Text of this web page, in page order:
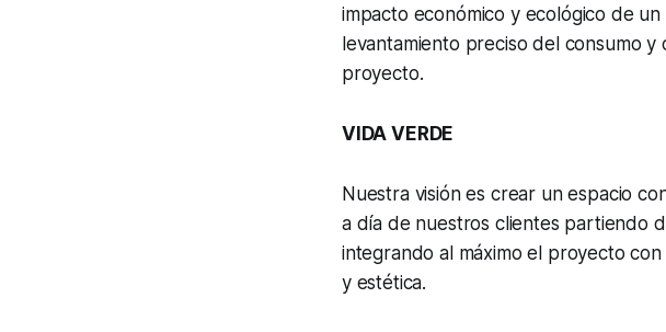
impacto económico y ecológico de
levantamiento preciso del consumo
proyecto.
VIDA VERDE
Nuestra visión es crear un espacio
a día de nuestros clientes partiendo
integrando al máximo el proyecto
y estética.